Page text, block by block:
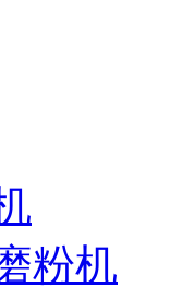
粉机